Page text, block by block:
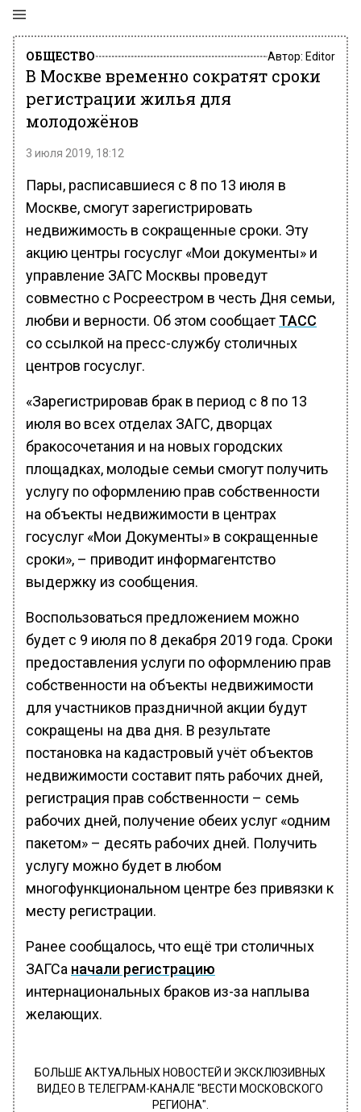
ОБЩЕСТВО Автор: Editor
В Москве временно сократят сроки
регистрации жилья для
молодожёнов
3 июля 2019, 18:12
Пары, расписавшиеся с 8 по 13 июля в
Москве, смогут зарегистрировать
недвижимость в сокращенные сроки. Эту
акцию центры госуслуг «Мои документы» и
управление ЗАГС Москвы проведут
совместно с Росреестром в честь Дня семьи,
любви и верности. Об этом сообщает ТАСС
со ссылкой на пресс-службу столичных
центров госуслуг.
«Зарегистрировав брак в период с 8 по 13
июля во всех отделах ЗАГС, дворцах
бракосочетания и на новых городских
площадках, молодые семьи смогут получить
услугу по оформлению прав собственности
на объекты недвижимости в центрах
госуслуг «Мои Документы» в сокращенные
сроки», – приводит информагентство
выдержку из сообщения.
Воспользоваться предложением можно
будет с 9 июля по 8 декабря 2019 года. Сроки
предоставления услуги по оформлению прав
собственности на объекты недвижимости
для участников праздничной акции будут
сокращены на два дня. В результате
постановка на кадастровый учёт объектов
недвижимости составит пять рабочих дней,
регистрация прав собственности – семь
рабочих дней, получение обеих услуг «одним
пакетом» – десять рабочих дней. Получить
услугу можно будет в любом
многофункциональном центре без привязки к
месту регистрации.
Ранее сообщалось, что ещё три столичных
ЗАГСа начали регистрацию
интернациональных браков из-за наплыва
желающих.
БОЛЬШЕ АКТУАЛЬНЫХ НОВОСТЕЙ И ЭКСКЛЮЗИВНЫХ
ВИДЕО В ТЕЛЕГРАМ-КАНАЛЕ "ВЕСТИ МОСКОВСКОГО
РЕГИОНА".